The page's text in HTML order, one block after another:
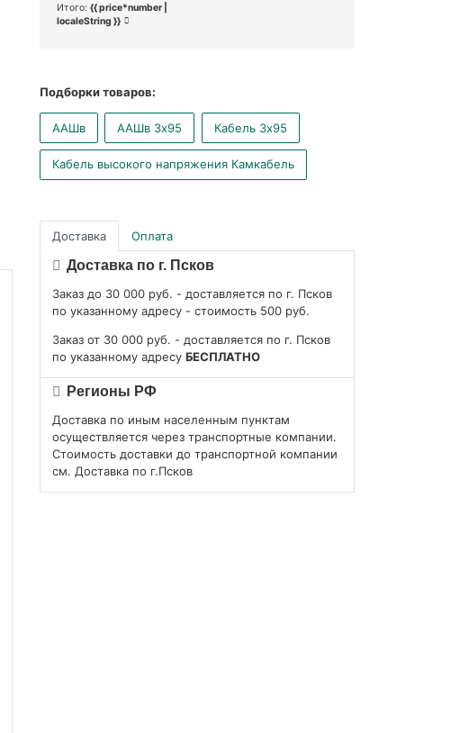
Итого: {{ price*number |
localeString }}
Подборки товаров:
ААШв ААШв 3x95 Кабель 3x95
Кабель высокого напряжения Камкабель
Доставка Оплата
Доставка по г. Псков
Заказ до 30 000 руб. - доставляется по г. Псков
по указанному адресу - стоимость 500 руб.
Заказ от 30 000 руб. - доставляется по г. Псков
по указанному адресу БЕСПЛАТНО
Регионы РФ
Доставка по иным населенным пунктам
осуществляется через транспортные компании.
Стоимость доставки до транспортной компании
см. Доставка по г.Псков